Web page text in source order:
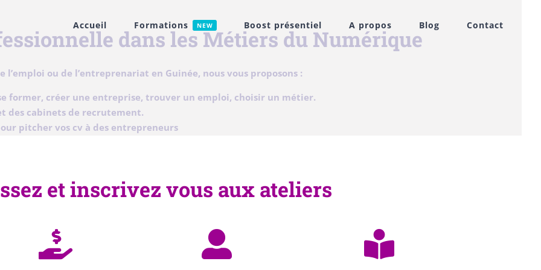
Accueil Formations NEW Boost présentiel A propos Blog Contact
dans les Métiers du Numérique
ou de l’entreprenariat en Guinée, nous vous proposons :
former, créer une entreprise, trouver un emploi, choisir un métier.
des cabinets de recrutement.
pitcher vos cv à des entrepreneurs
et inscrivez vous aux ateliers